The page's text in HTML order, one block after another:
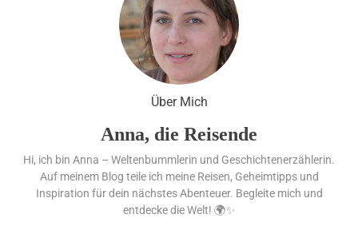
Gletscher
Ägypten erleben mit Builder
Travel: sicher, persönlich und gut
begleitetÜber Mich
Anna, die Reisende
Hi, ich bin Anna – Weltenbummlerin und Geschichtenerzählerin.
Auf meinem Blog teile ich meine Reisen, Geheimtipps und
Inspiration für dein nächstes Abenteuer. Begleite mich und
entdecke die Welt! 🌍✨